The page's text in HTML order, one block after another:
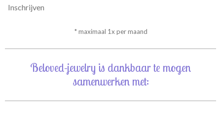
Inschrijven
* maximaal 1x per maand
Beloved-jewelry is dankbaar te mogen
samenwerken met: